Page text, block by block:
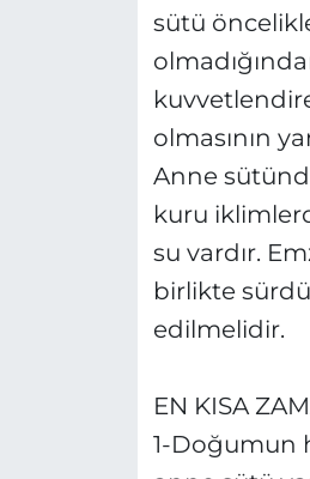
sütü
olmasının
Anne
kuru
su vardır.
birlikte
edilmelidir.
EN KISA
1-Doğumun